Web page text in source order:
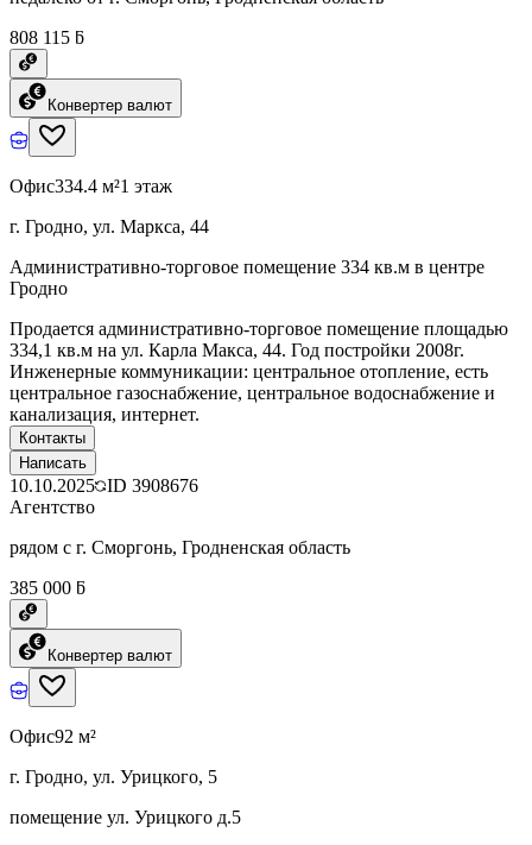
808 115 ƃ
Конвертер валют
Офис334.4 м²1 этаж
г. Гродно, ул. Маркса, 44
Административно-торговое помещение 334 кв.м в центре
Гродно
Продается административно-торговое помещение площадью
334,1 кв.м на ул. Карла Макса, 44. Год постройки 2008г.
Инженерные коммуникации: центральное отопление, есть
центральное газоснабжение, центральное водоснабжение и
канализация, интернет.
Контакты
Написать
10.10.2025 ID 3908676
Агентство
рядом с г. Сморгонь, Гродненская область
385 000 ƃ
Конвертер валют
Офис92 м²
г. Гродно, ул. Урицкого, 5
помещение ул. Урицкого д.5